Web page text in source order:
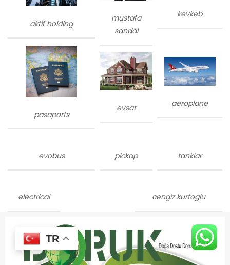
aktif holding
mustafa
sandal
kevkeb
pasaports
evsat aeroplane
evobus pickap tanklar
electrical cengiz kurtoglu